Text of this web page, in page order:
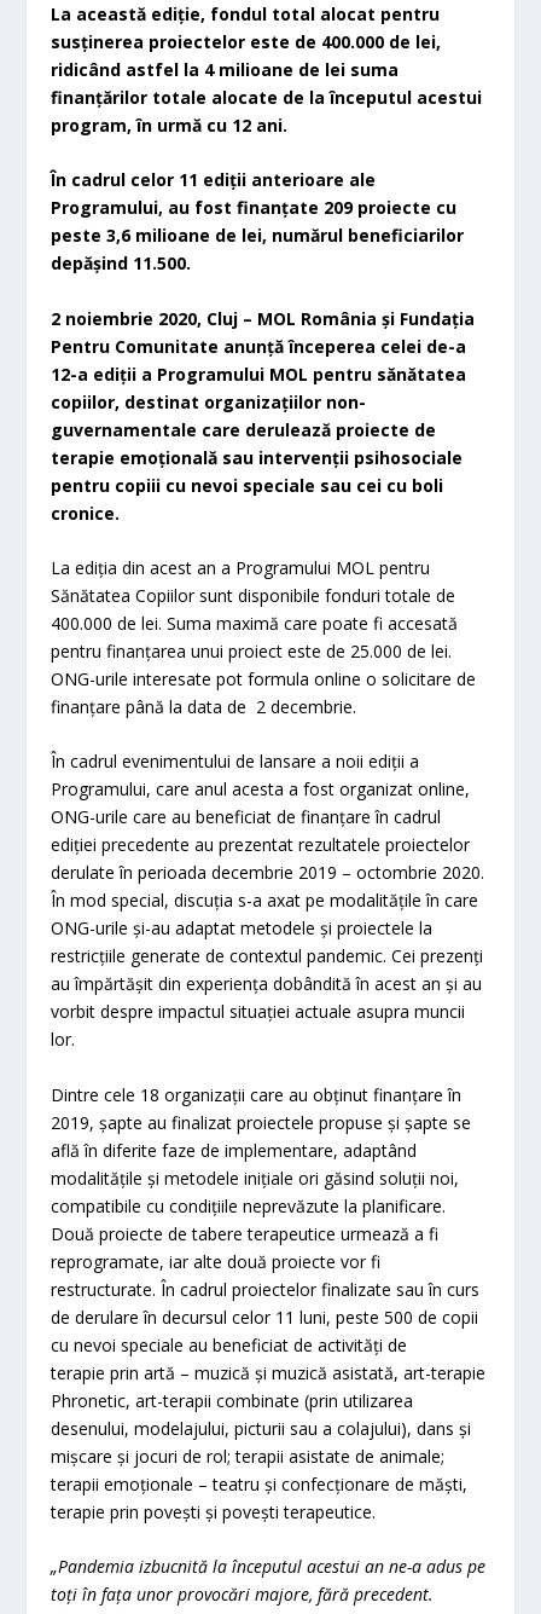
La această ediție, fondul total alocat pentru
susținerea proiectelor este de 400.000 de lei,
ridicând astfel la 4 milioane de lei suma
finanțărilor totale alocate de la începutul acestui
program, în urmă cu 12 ani.
În cadrul celor 11 ediții anterioare ale
Programului, au fost finanțate 209 proiecte cu
peste 3,6 milioane de lei, numărul beneficiarilor
depășind 11.500.
2 noiembrie 2020, Cluj – MOL România și Fundația
Pentru Comunitate anunță începerea celei de-a
12-a ediții a Programului MOL pentru sănătatea
copiilor, destinat organizațiilor non-
guvernamentale care derulează proiecte de
terapie emoțională sau intervenții psihosociale
pentru copiii cu nevoi speciale sau cei cu boli
cronice.
La ediția din acest an a Programului MOL pentru
Sănătatea Copiilor sunt disponibile fonduri totale de
400.000 de lei. Suma maximă care poate fi accesată
pentru finanțarea unui proiect este de 25.000 de lei.
ONG-urile interesate pot formula online o solicitare de
finanțare până la data de 2 decembrie.
În cadrul evenimentului de lansare a noii ediții a
Programului, care anul acesta a fost organizat online,
ONG-urile care au beneficiat de finanțare în cadrul
ediției precedente au prezentat rezultatele proiectelor
derulate în perioada decembrie 2019 – octombrie 2020.
În mod special, discuția s-a axat pe modalitățile în care
ONG-urile și-au adaptat metodele și proiectele la
restricțiile generate de contextul pandemic. Cei prezenți
au împărtășit din experiența dobândită în acest an și au
vorbit despre impactul situației actuale asupra muncii
lor.
Dintre cele 18 organizații care au obținut finanțare în
2019, șapte au finalizat proiectele propuse și șapte se
află în diferite faze de implementare, adaptând
modalitățile și metodele inițiale ori găsind soluții noi,
compatibile cu condițiile neprevăzute la planificare.
Două proiecte de tabere terapeutice urmează a fi
reprogramate, iar alte două proiecte vor fi
restructurate. În cadrul proiectelor finalizate sau în curs
de derulare în decursul celor 11 luni, peste 500 de copii
cu nevoi speciale au beneficiat de activități de
terapie prin artă – muzică și muzică asistată, art-terapie
Phronetic, art-terapii combinate (prin utilizarea
desenului, modelajului, picturii sau a colajului), dans și
mișcare și jocuri de rol; terapii asistate de animale;
terapii emoționale – teatru și confecționare de măști,
terapie prin povești și povești terapeutice.
„Pandemia izbucnită la începutul acestui an ne-a adus pe
toți în fața unor provocări majore, fără precedent.